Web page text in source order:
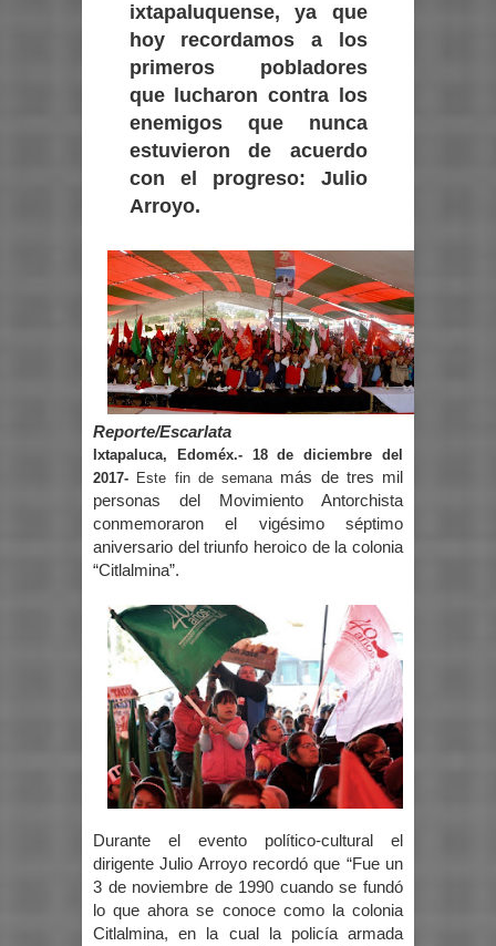
ixtapaluquense, ya que
hoy recordamos a los
primeros pobladores
que lucharon contra los
enemigos que nunca
estuvieron de acuerdo
con el progreso: Julio
Arroyo.
Reporte/Escarlata
Ixtapaluca, Edoméx.- 18 de diciembre del
2017- Este fin de semana más de tres mil
personas del Movimiento Antorchista
conmemoraron el vigésimo séptimo
aniversario del triunfo heroico de la colonia
“Citlalmina”.
Durante el evento político-cultural el
dirigente Julio Arroyo recordó que “Fue un
3 de noviembre de 1990 cuando se fundó
lo que ahora se conoce como la colonia
Citlalmina, en la cual la policía armada